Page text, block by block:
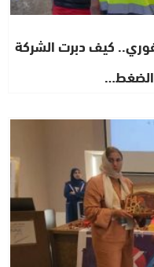
كيف دبرت الشركة
الضغط…